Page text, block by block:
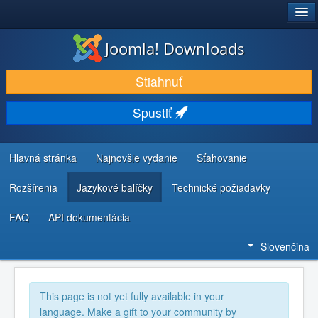
STIAHNUŤ & ROZŠÍRIŤ
OBJAVUJTE & UČTE SA
KOMUNITA & PODPORA
ZDROJE INFORMÁCIÍ PRE VÝVOJÁROV
Joomla! Downloads
Stiahnuť
Spustiť
Hlavná stránka Najnovšie vydanie Sťahovanie
Rozšírenia Jazykové balíčky Technické požiadavky
FAQ API dokumentácia
Slovenčina
This page is not yet fully available in your
language. Make a gift to your community by